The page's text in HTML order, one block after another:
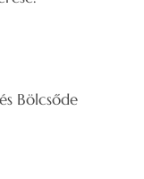
Bölcsőde